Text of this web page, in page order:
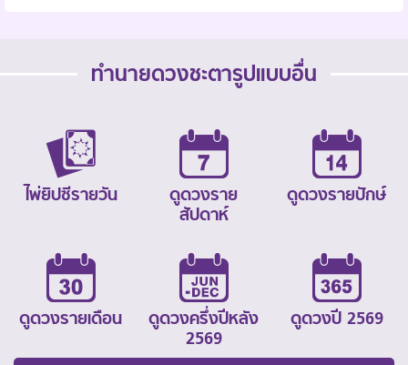
ทำนายดวงชะตารูปแบบอื่น
ไพ่ยิปซีรายวัน
ดูดวงราย
สัปดาห์
ดูดวงรายปักษ์
ดูดวงรายเดือน
ดูดวงครึ่งปีหลัง
2569
ดูดวงปี 2569